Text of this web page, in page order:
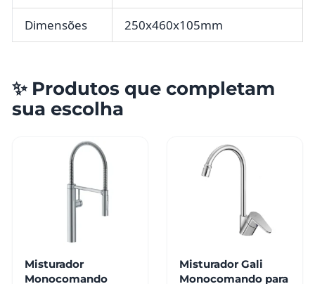
Dimensões 250x460x105mm
✨ Produtos que completam
sua escolha
Misturador
Monocomando
Misturador Gali
Monocomando para